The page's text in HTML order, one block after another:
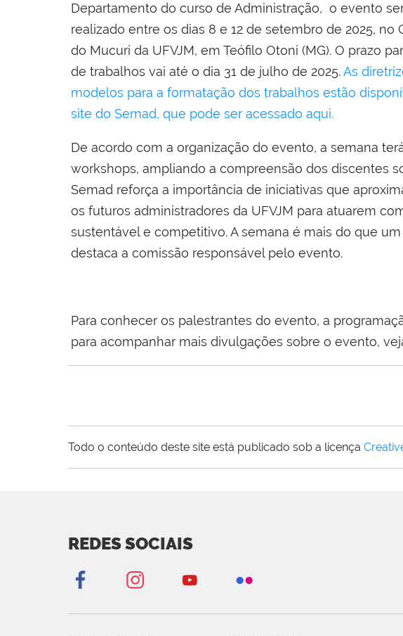
Departamento do curso de Administração, o evento
realizado entre os dias 8 e 12 de setembro de 2025, no
do Mucuri da UFVJM, em Teófilo Otoni (MG). O prazo
de trabalhos vai até o dia 31 de julho de 2025.As
modelos para a formatação dos trabalhos estão
site do Semad, que pode ser acessado aqui.
De acordo com a organização do evento, a semana
workshops, ampliando a compreensão dos discentes
Semad reforça a importância de iniciativas que
os futuros administradores da UFVJM para atuarem
sustentável e competitivo. A semana é mais do que
destaca a comissão responsável pelo evento.
Para conhecer os palestrantes do evento, a
para acompanhar mais divulgações sobre o evento,
Todo o conteúdo deste site está publicado sob a licença
REDES SOCIAIS